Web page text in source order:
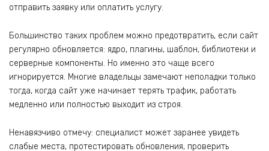
отправить заявку или оплатить услугу.
Большинство таких проблем можно предотвратить, если сайт
регулярно обновляется: ядро, плагины, шаблон, библиотеки и
серверные компоненты. Но именно это чаще всего
игнорируется. Многие владельцы замечают неполадки только
тогда, когда сайт уже начинает терять трафик, работать
медленно или полностью выходит из строя.
Ненавязчиво отмечу: специалист может заранее увидеть
слабые места, протестировать обновления, проверить